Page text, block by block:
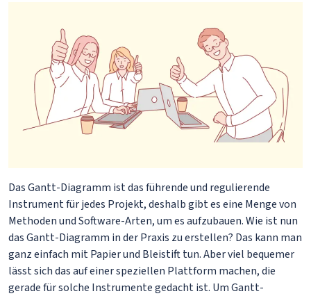
Das Gantt-Diagramm ist das führende und regulierende
Instrument für jedes Projekt, deshalb gibt es eine Menge von
Methoden und Software-Arten, um es aufzubauen. Wie ist nun
das Gantt-Diagramm in der Praxis zu erstellen? Das kann man
ganz einfach mit Papier und Bleistift tun. Aber viel bequemer
lässt sich das auf einer speziellen Plattform machen, die
gerade für solche Instrumente gedacht ist. Um Gantt-